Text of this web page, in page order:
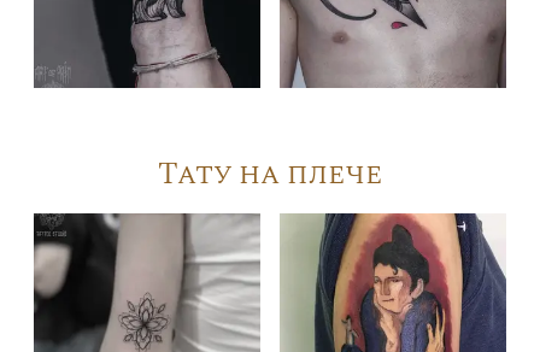
Тату на плече